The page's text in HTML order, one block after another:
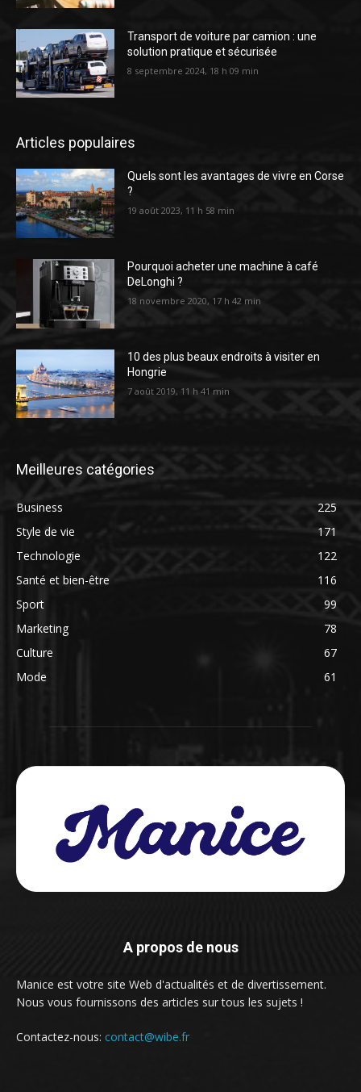
Transport de voiture par camion : une
solution pratique et sécurisée
8 septembre 2024, 18 h 09 min
Articles populaires
Quels sont les avantages de vivre en Corse
?
19 août 2023, 11 h 58 min
Pourquoi acheter une machine à café
DeLonghi ?
18 novembre 2020, 17 h 42 min
10 des plus beaux endroits à visiter en
Hongrie
7 août 2019, 11 h 41 min
Meilleures catégories
Business
225
Style de vie
171
Technologie
122
Santé et bien-être
116
Sport
99
Marketing
78
Culture
67
Mode
61
A propos de nous
Manice est votre site Web d'actualités et de divertissement.
Nous vous fournissons des articles sur tous les sujets !
Contactez-nous: contact@wibe.fr